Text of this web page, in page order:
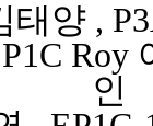
태양 ,
Roy
인